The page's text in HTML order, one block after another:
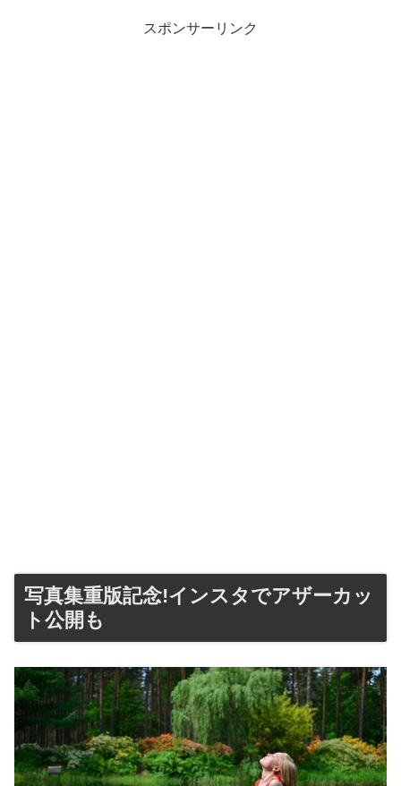
スポンサーリンク
写真集重版記念!インスタでアザーカッ
ト公開も